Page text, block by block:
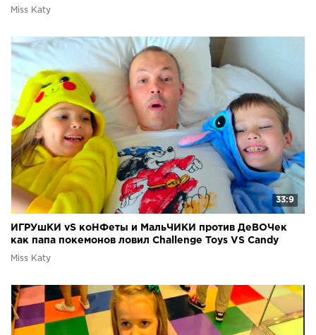
Miss Katy
33:9
ИГРУшКИ vS коНФеты и МальЧИКИ против ДеВОЧек
как папа покемонов ловил Challenge Toys VS Candy
Miss Katy